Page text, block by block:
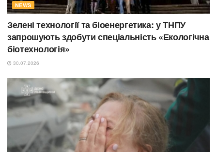
NEWS
Зелені технології та біоенергетика: у ТНПУ
запрошують здобути спеціальність «Екологічна
біотехнологія»
30.07.2026